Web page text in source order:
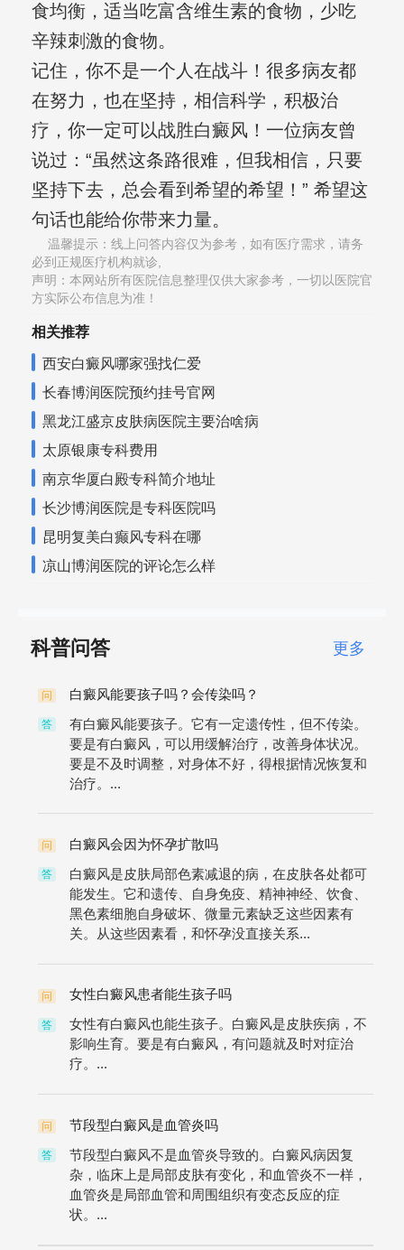
食均衡，适当吃富含维生素的食物，少吃
辛辣刺激的食物。
记住，你不是一个人在战斗！很多病友都
在努力，也在坚持，相信科学，积极治
疗，你一定可以战胜白癜风！一位病友曾
说过：“虽然这条路很难，但我相信，只要
坚持下去，总会看到希望的希望！” 希望这
句话也能给你带来力量。
温馨提示：线上问答内容仅为参考，如有医疗需求，请务
必到正规医疗机构就诊,
声明：本网站所有医院信息整理仅供大家参考，一切以医院官
方实际公布信息为准！
相关推荐
西安白癜风哪家强找仁爱
长春博润医院预约挂号官网
黑龙江盛京皮肤病医院主要治啥病
太原银康专科费用
南京华厦白殿专科简介地址
长沙博润医院是专科医院吗
昆明复美白癫风专科在哪
凉山博润医院的评论怎么样
科普问答 更多
问 白癜风能要孩子吗？会传染吗？
答
有白癜风能要孩子。它有一定遗传性，但不传染。
要是有白癜风，可以用缓解治疗，改善身体状况。
要是不及时调整，对身体不好，得根据情况恢复和
治疗。...
问 白癜风会因为怀孕扩散吗
答
白癜风是皮肤局部色素减退的病，在皮肤各处都可
能发生。它和遗传、自身免疫、精神神经、饮食、
黑色素细胞自身破坏、微量元素缺乏这些因素有
关。从这些因素看，和怀孕没直接关系...
问 女性白癜风患者能生孩子吗
答
女性有白癜风也能生孩子。白癜风是皮肤疾病，不
影响生育。要是有白癜风，有问题就及时对症治
疗。...
问 节段型白癜风是血管炎吗
答
节段型白癜风不是血管炎导致的。白癜风病因复
杂，临床上是局部皮肤有变化，和血管炎不一样，
血管炎是局部血管和周围组织有变态反应的症
状。...